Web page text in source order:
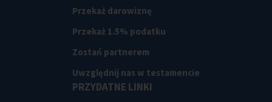
Przekaż darowiznę
Przekaż 1.5% podatku
Zostań partnerem
Uwzględnij nas w testamencie
PRZYDATNE LINKI